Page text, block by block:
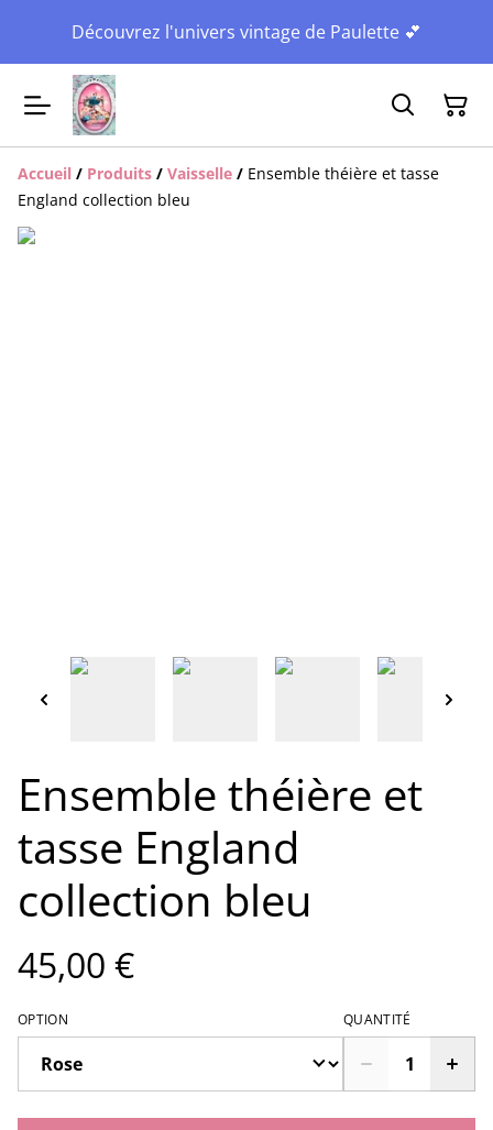
Découvrez l'univers vintage de Paulette 💕
Accueil / Produits / Vaisselle / Ensemble théière et tasse
England collection bleu
Ensemble théière et
tasse England
collection bleu
45,00 €
OPTION QUANTITÉ